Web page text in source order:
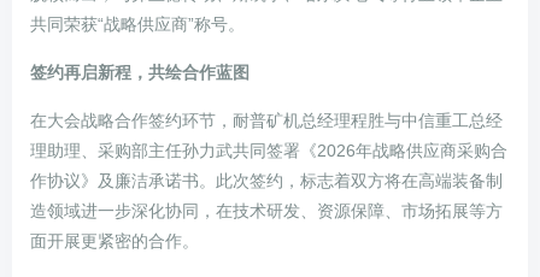
共同荣获“战略供应商”称号。
签约再启新程，共绘合作蓝图
在大会战略合作签约环节，耐普矿机总经理程胜与中信重工总经
理助理、采购部主任孙力武共同签署《2026年战略供应商采购合
作协议》及廉洁承诺书。此次签约，标志着双方将在高端装备制
造领域进一步深化协同，在技术研发、资源保障、市场拓展等方
面开展更紧密的合作。